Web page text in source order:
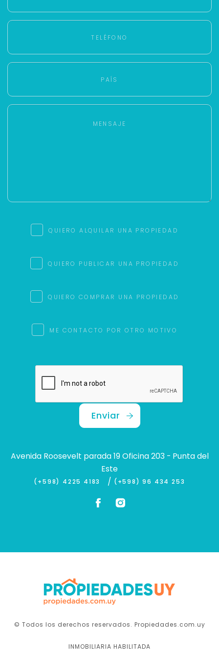
QUIERO ALQUILAR UNA PROPIEDAD
QUIERO PUBLICAR UNA PROPIEDAD
QUIERO COMPRAR UNA PROPIEDAD
ME CONTACTO POR OTRO MOTIVO
Enviar
Avenida Roosevelt parada 19 Oficina 203 - Punta del
Este
(+598) 4225 4183 / (+598) 96 434 253
© Todos los derechos reservados. Propiedades.com.uy
INMOBILIARIA HABILITADA